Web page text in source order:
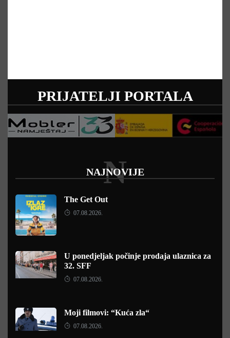
PRIJATELJI PORTALA
NAJNOVIJE
N
The Get Out
07.08.2026.
U ponedjeljak počinje prodaja ulaznica za
32. SFF
07.08.2026.
Moji filmovi: “Kuća zla“
07.08.2026.